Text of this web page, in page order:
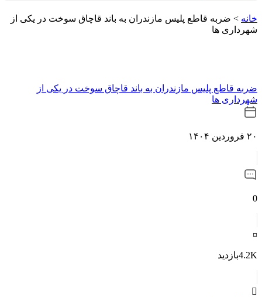
خانه > ضربه قاطع پلیس مازندران به باند قاچاق سوخت در یکی از
شهرداری ها
ضربه قاطع پلیس مازندران به باند قاچاق سوخت در یکی از
شهرداری ها
۲۰ فروردین ۱۴۰۴
0
4.2Kبازدید